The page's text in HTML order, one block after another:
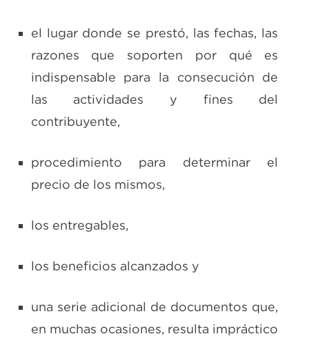
el lugar donde se prestó, las fechas, las
razones que soporten por qué es
indispensable para la consecución de
las actividades y fines del
contribuyente,
procedimiento para determinar el
precio de los mismos,
los entregables,
los beneficios alcanzados y
una serie adicional de documentos que,
en muchas ocasiones, resulta impráctico